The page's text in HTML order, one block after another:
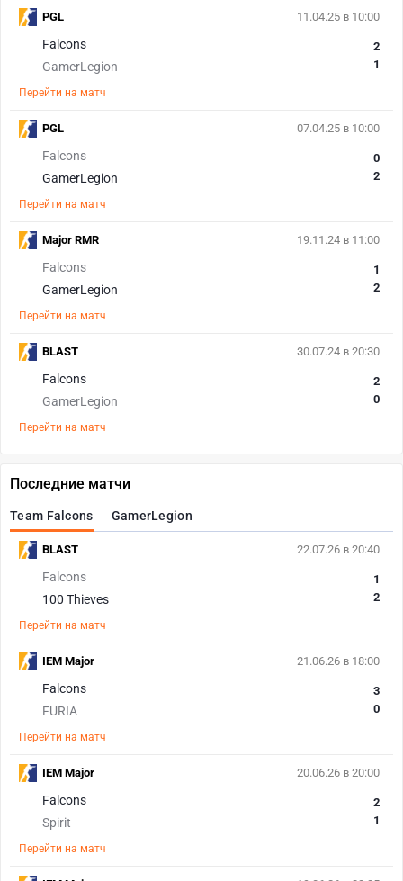
11.04.25 в 10:00
Falcons
GamerLegion
2
1
Перейти на матч
PGL
07.04.25 в 10:00
Falcons
GamerLegion
0
2
Перейти на матч
PGL
19.11.24 в 11:00
Falcons
GamerLegion
1
2
Перейти на матч
Major RMR
30.07.24 в 20:30
Falcons
GamerLegion
2
0
Перейти на матч
BLAST
Последние матчи
Team Falcons GamerLegion
22.07.26 в 20:40
Falcons
100 Thieves
1
2
Перейти на матч
BLAST
21.06.26 в 18:00
Falcons
FURIA
3
0
Перейти на матч
IEM Major
20.06.26 в 20:00
Falcons
Spirit
2
1
Перейти на матч
IEM Major